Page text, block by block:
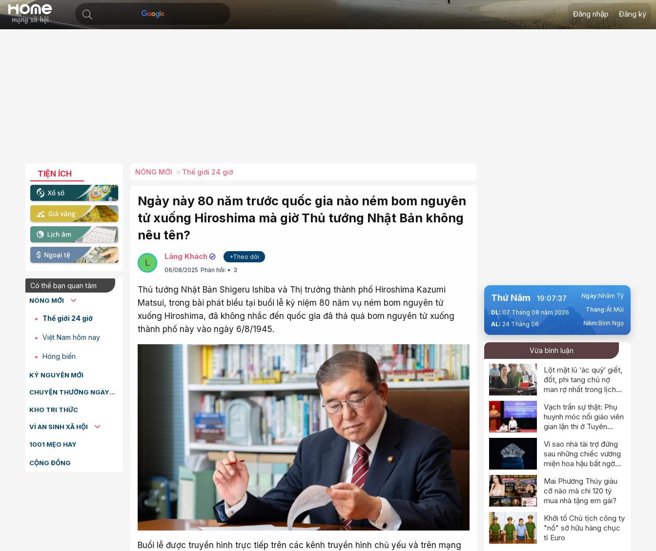
Đăng nhập Đăng ký
TIỆN ÍCH
Có thể bạn quan tâm
NÓNG MỚI
Thế giới 24 giờ
Việt Nam hôm nay
Hóng biến
KỶ NGUYÊN MỚI
CHUYỆN THƯỜNG NGÀY
KHO TRI THỨC
VÌ AN SINH XÃ HỘI
1001 MẸO HAY
CỘNG ĐỒNG
NÓNG MỚI Thế giới 24 giờ
Ngày này 80 năm trước quốc gia nào ném bom nguyên
tử xuống Hiroshima mà giờ Thủ tướng Nhật Bản không
nêu tên?
L
Lãng Khách
+Theo dõi
06/08/2025 Phản hồi: 3
Thủ tướng Nhật Bản Shigeru Ishiba và Thị trưởng thành phố Hiroshima Kazumi
Matsui, trong bài phát biểu tại buổi lễ kỷ niệm 80 năm vụ ném bom nguyên tử
xuống Hiroshima, đã không nhắc đến quốc gia đã thả quả bom nguyên tử xuống
thành phố này vào ngày 6/8/1945.
Buổi lễ được truyền hình trực tiếp trên các kênh truyền hình chủ yếu và trên mạng
Thứ Năm 19:07:38
DL: 07 Tháng 08 năm 2026
AL: 24 Tháng 06
Ngày:Nhâm Tý
Tháng:Ất Mùi
Năm:Bính Ngọ
Vừa bình luận
Lột mặt lũ ‘ác quỷ’ giết,
đốt, phi tang chủ nợ
man rợ nhất trong lịch
Vạch trần sự thật: Phụ
huynh móc nối giáo viên
gian lận thi ở Tuyên
Vì sao nhà tài trợ đứng
sau những chiếc vương
miện hoa hậu bất ngờ
động?
Mai Phương Thúy giàu
cỡ nào mà chi 120 tỷ
mua nhà tặng em gái?
Khởi tố Chủ tịch công ty
"nổ" sở hữu hàng chục
tỉ Euro